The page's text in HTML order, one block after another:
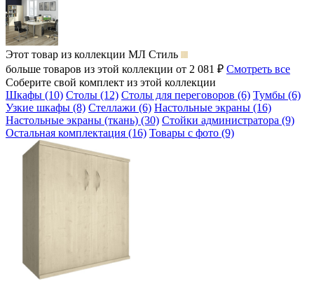
Этот товар из коллекции МЛ Стиль
больше товаров из этой коллекции от 2 081 ₽ Смотреть все
Соберите свой комплект из этой коллекции
Шкафы (10) Столы (12) Столы для переговоров (6) Тумбы (6)
Узкие шкафы (8) Стеллажи (6) Настольные экраны (16)
Настольные экраны (ткань) (30) Стойки администратора (9)
Остальная комплектация (16) Товары с фото (9)